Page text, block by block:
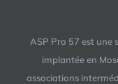
ASP Pro 57 est une
implantée en
associations